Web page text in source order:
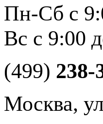
Пн-Сб с
Вс с 9:00
(499) 238-
Москва,